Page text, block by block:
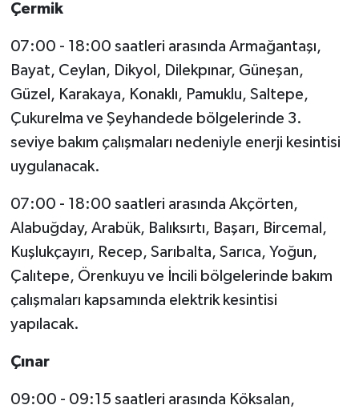
Çermik
07:00 - 18:00 saatleri arasında Armağantaşı,
Bayat, Ceylan, Dikyol, Dilekpınar, Güneşan,
Güzel, Karakaya, Konaklı, Pamuklu, Saltepe,
Çukurelma ve Şeyhandede bölgelerinde 3.
seviye bakım çalışmaları nedeniyle enerji kesintisi
uygulanacak.
07:00 - 18:00 saatleri arasında Akçörten,
Alabuğday, Arabük, Balıksırtı, Başarı, Bircemal,
Kuşlukçayırı, Recep, Sarıbalta, Sarıca, Yoğun,
Çalıtepe, Örenkuyu ve İncili bölgelerinde bakım
çalışmaları kapsamında elektrik kesintisi
yapılacak.
Çınar
09:00 - 09:15 saatleri arasında Köksalan,